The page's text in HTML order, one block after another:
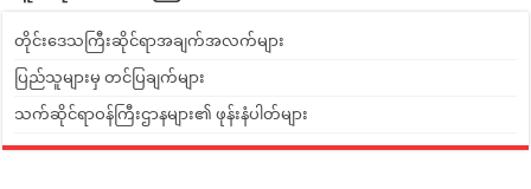
တိုင်းဒေသကြီးဆိုင်ရာအချက်အလက်များ
ပြည်သူများမှ တင်ပြချက်များ
သက်ဆိုင်ရာဝန်ကြီးဌာနများ၏ ဖုန်းနံပါတ်များ